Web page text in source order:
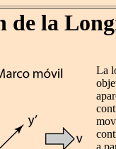
de la
La